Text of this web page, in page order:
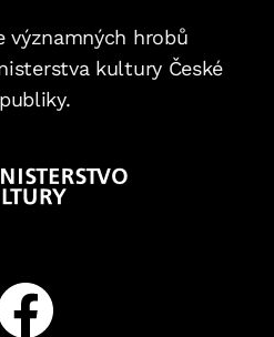
významných hrobů
kultury České